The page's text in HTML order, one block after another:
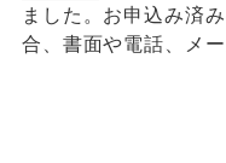
ました。お申込み済
合、書面や電話、メ